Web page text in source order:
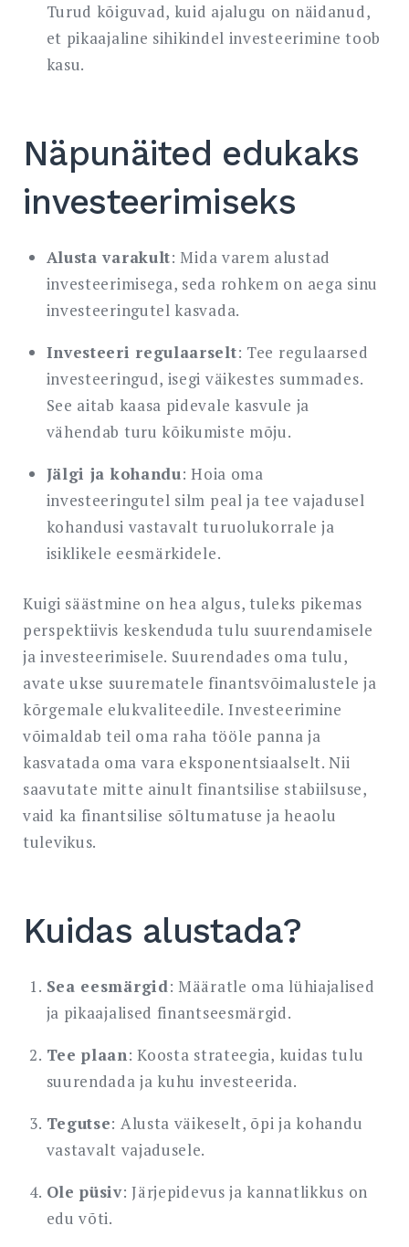
Turud kõiguvad, kuid ajalugu on näidanud,
et pikaajaline sihikindel investeerimine toob
kasu.
Näpunäited edukaks
investeerimiseks
Alusta varakult: Mida varem alustad
investeerimisega, seda rohkem on aega sinu
investeeringutel kasvada.
Investeeri regulaarselt: Tee regulaarsed
investeeringud, isegi väikestes summades.
See aitab kaasa pidevale kasvule ja
vähendab turu kõikumiste mõju.
Jälgi ja kohandu: Hoia oma
investeeringutel silm peal ja tee vajadusel
kohandusi vastavalt turuolukorrale ja
isiklikele eesmärkidele.
Kuigi säästmine on hea algus, tuleks pikemas
perspektiivis keskenduda tulu suurendamisele
ja investeerimisele. Suurendades oma tulu,
avate ukse suurematele finantsvõimalustele ja
kõrgemale elukvaliteedile. Investeerimine
võimaldab teil oma raha tööle panna ja
kasvatada oma vara eksponentsiaalselt. Nii
saavutate mitte ainult finantsilise stabiilsuse,
vaid ka finantsilise sõltumatuse ja heaolu
tulevikus.
Kuidas alustada?
Sea eesmärgid: Määratle oma lühiajalised
ja pikaajalised finantseesmärgid.
Tee plaan: Koosta strateegia, kuidas tulu
suurendada ja kuhu investeerida.
Tegutse: Alusta väikeselt, õpi ja kohandu
vastavalt vajadusele.
Ole püsiv: Järjepidevus ja kannatlikkus on
edu võti.